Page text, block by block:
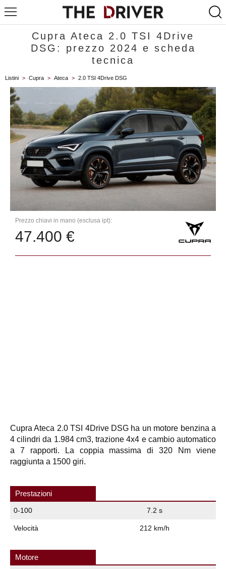
Cupra Ateca 2.0 TSI 4Drive
DSG: prezzo 2024 e scheda
tecnica
Listini > Cupra > Ateca > 2.0 TSI 4Drive DSG
Prezzo chiavi in mano (esclusa ipt):
47.400 €
Cupra Ateca 2.0 TSI 4Drive DSG ha un motore benzina a
4 cilindri da 1.984 cm3, trazione 4x4 e cambio automatico
a 7 rapporti. La coppia massima di 320 Nm viene
raggiunta a 1500 giri.
Prestazioni
0-100 7.2 s
Velocità 212 km/h
Motore